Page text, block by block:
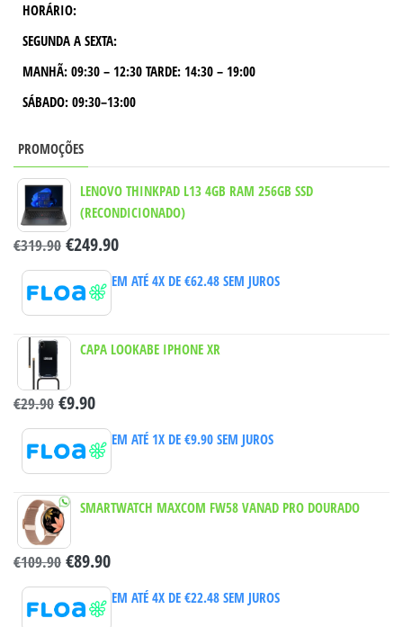
HORÁRIO:
SEGUNDA A SEXTA:
MANHÃ: 09:30 – 12:30 TARDE: 14:30 – 19:00
SÁBADO: 09:30–13:00
PROMOÇÕES
LENOVO THINKPAD L13 4GB RAM 256GB SSD
(RECONDICIONADO)
€319.90 €249.90
EM ATÉ 4X DE €62.48SEM JUROS
CAPA LOOKABE IPHONE XR
€29.90 €9.90
EM ATÉ 1X DE €9.90SEM JUROS
SMARTWATCH MAXCOM FW58 VANAD PRO DOURADO
€109.90 €89.90
EM ATÉ 4X DE €22.48SEM JUROS